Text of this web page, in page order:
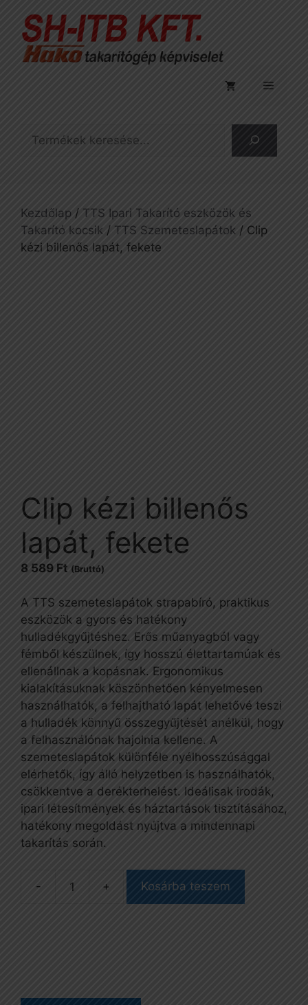
tartalomba
Menü
Kezdőlap / TTS Ipari Takarító eszközök és
Takarító kocsik / TTS Szemeteslapátok / Clip
kézi billenős lapát, fekete
Clip kézi billenős
lapát, fekete
8 589 Ft (Bruttó)
A TTS szemeteslapátok strapabíró, praktikus
eszközök a gyors és hatékony
hulladékgyűjtéshez. Erős műanyagból vagy
fémből készülnek, így hosszú élettartamúak és
ellenállnak a kopásnak. Ergonomikus
kialakításuknak köszönhetően kényelmesen
használhatók, a felhajtható lapát lehetővé teszi
a hulladék könnyű összegyűjtését anélkül, hogy
a felhasználónak hajolnia kellene. A
szemeteslapátok különféle nyélhosszúsággal
elérhetők, így álló helyzetben is használhatók,
csökkentve a derékterhelést. Ideálisak irodák,
ipari létesítmények és háztartások tisztításához,
hatékony megoldást nyújtva a mindennapi
takarítás során.
Clip
Kosárba teszem